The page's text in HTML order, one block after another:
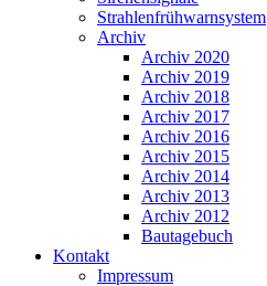
Strahlenfrühwarnsystem
Archiv
Archiv 2020
Archiv 2019
Archiv 2018
Archiv 2017
Archiv 2016
Archiv 2015
Archiv 2014
Archiv 2013
Archiv 2012
Bautagebuch
Kontakt
Impressum